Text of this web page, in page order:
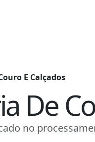
E Calçados
De
no